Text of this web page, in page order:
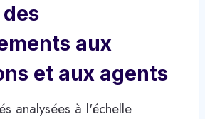
aux
et aux agents
analysées à l'échelle